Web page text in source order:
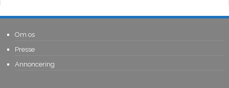
Om os
Presse
Annoncering